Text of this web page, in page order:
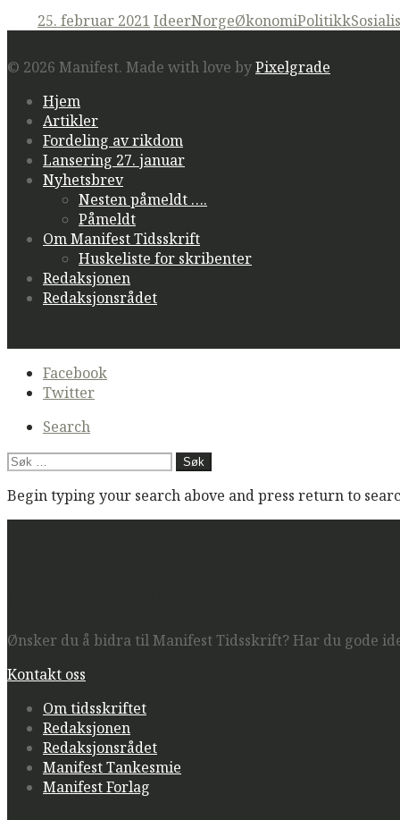
Posted
25. februar 2021 IdeerNorgeØkonomiPolitikk
© 2026 Manifest. Made with love byPixelgrade
Hjem
Artikler
Fordeling av rikdom
Lansering 27. januar
Nyhetsbrev
Nesten påmeldt ….
Påmeldt
Om Manifest Tidsskrift
Huskeliste for skribenter
Redaksjonen
Redaksjonsrådet
Secondary
navigation
Facebook
Twitter
Search
Søk
Begin typing your search above and press return to
Ønsker du å bidra til Manifest Tidsskrift? Har du gode
Kontakt oss
Om tidsskriftet
Redaksjonen
Redaksjonsrådet
Manifest Tankesmie
Manifest Forlag